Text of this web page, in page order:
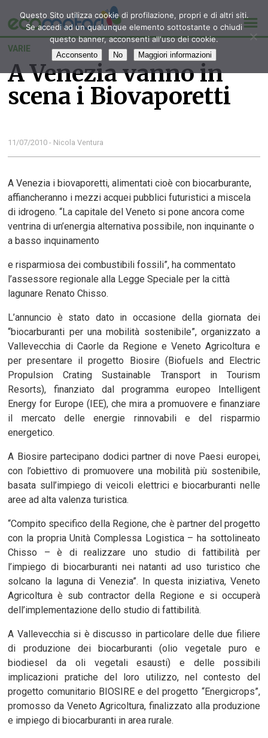
VARIE
A Venezia vanno in
scena i Biovaporetti
11/07/2010 - Nicola Ventura
A Venezia i biovaporetti, alimentati cioè con biocarburante,
affiancheranno i mezzi acquei pubblici futuristici a miscela
di idrogeno. “La capitale del Veneto si pone ancora come
ventrina di un’energia alternativa possibile, non inquinante o
a basso inquinamento
e risparmiosa dei combustibili fossili”, ha commentato
l’assessore regionale alla Legge Speciale per la città
lagunare Renato Chisso.
L’annuncio è stato dato in occasione della giornata dei
“biocarburanti per una mobilità sostenibile”, organizzato a
Vallevecchia di Caorle da Regione e Veneto Agricoltura e
per presentare il progetto Biosire (Biofuels and Electric
Propulsion Crating Sustainable Transport in Tourism
Resorts), finanziato dal programma europeo Intelligent
Energy for Europe (IEE), che mira a promuovere e finanziare
il mercato delle energie rinnovabili e del risparmio
energetico.
A Biosire partecipano dodici partner di nove Paesi europei,
con l’obiettivo di promuovere una mobilità più sostenibile,
basata sull’impiego di veicoli elettrici e biocarburanti nelle
aree ad alta valenza turistica.
“Compito specifico della Regione, che è partner del progetto
con la propria Unità Complessa Logistica – ha sottolineato
Chisso – è di realizzare uno studio di fattibilità per
l’impiego di biocarburanti nei natanti ad uso turistico che
solcano la laguna di Venezia”. In questa iniziativa, Veneto
Agricoltura è sub contractor della Regione e si occuperà
dell’implementazione dello studio di fattibilità.
A Vallevecchia si è discusso in particolare delle due filiere
di produzione dei biocarburanti (olio vegetale puro e
biodiesel da oli vegetali esausti) e delle possibili
implicazioni pratiche del loro utilizzo, nel contesto del
progetto comunitario BIOSIRE e del progetto “Energicrops”,
promosso da Veneto Agricoltura, finalizzato alla produzione
e impiego di biocarburanti in area rurale.
Questo Sito utilizza cookie di profilazione, propri e di altri siti.
Se accedi ad un qualunque elemento sottostante o chiudi
questo banner, acconsenti all'uso dei cookie.
Acconsento No Maggiori informazioni